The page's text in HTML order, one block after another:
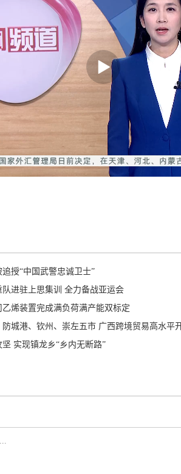
授“中国武警忠诚卫士”
进驻上思集训 全力备战亚运会
烯装置完成满负荷满产能双标定
、钦州、崇左五市 广西跨境贸易高水平开放试点8月1日起
实现镇龙乡“乡内无断路”